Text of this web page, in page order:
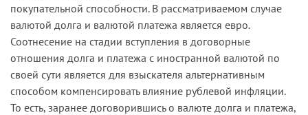
покупательной способности. В рассматриваемом случае
валютой долга и валютой платежа является евро.
Соотнесение на стадии вступления в договорные
отношения долга и платежа с иностранной валютой по
своей сути является для взыскателя альтернативным
способом компенсировать влияние рублевой инфляции.
То есть, заранее договорившись о валюте долга и платежа,